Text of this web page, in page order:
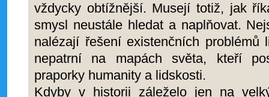
vždycky obtížnější. Musejí totiž, jak
smysl neustále hledat a naplňovat.
nalézají řešení existenčních
nepatrní na mapách světa, kteří
praporky humanity a lidskosti.
Kdyby v historii záleželo jen na